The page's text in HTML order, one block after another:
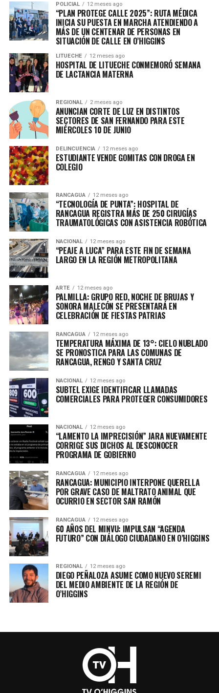
POLICIAL 12 meses ago
“PLAN PROTEGE CALLE 2025”: RUTA MÉDICA
INICIA SU PUESTA EN MARCHA ATENDIENDO A
MÁS DE UN CENTENAR DE PERSONAS EN
SITUACIÓN DE CALLE EN O’HIGGINS
LITUECHE 12 meses ago
HOSPITAL DE LITUECHE CONMEMORÓ SEMANA
DE LACTANCIA MATERNA
REGIONAL 2 meses ago
ANUNCIAN CORTE DE LUZ EN DISTINTOS
SECTORES DE SAN FERNANDO PARA ESTE
MIÉRCOLES 10 DE JUNIO
DELINCUENCIA 12 meses ago
ESTUDIANTE VENDE GOMITAS CON DROGA EN
COLEGIO
RANCAGUA 12 meses ago
“TECNOLOGÍA DE PUNTA”: HOSPITAL DE
RANCAGUA REGISTRA MÁS DE 250 CIRUGÍAS
TRAUMATOLÓGICAS CON ASISTENCIA ROBÓTICA
NACIONAL 12 meses ago
“PEAJE A LUCA” PARA ESTE FIN DE SEMANA
LARGO EN LA REGIÓN METROPOLITANA
ARTE 12 meses ago
PALMILLA: GRUPO RED, NOCHE DE BRUJAS Y
SONORA MALECÓN SE PRESENTARÁ EN
CELEBRACIÓN DE FIESTAS PATRIAS
RANCAGUA 12 meses ago
TEMPERATURA MÁXIMA DE 13°: CIELO NUBLADO
SE PRONOSTICA PARA LAS COMUNAS DE
RANCAGUA, RENGO Y SANTA CRUZ
NACIONAL 12 meses ago
SUBTEL EXIGE IDENTIFICAR LLAMADAS
COMERCIALES PARA PROTEGER CONSUMIDORES
NACIONAL 12 meses ago
“LAMENTO LA IMPRECISIÓN” JARA NUEVAMENTE
CORRIGE SUS DICHOS AL DESCONOCER
PROGRAMA DE GOBIERNO
RANCAGUA 12 meses ago
RANCAGUA: MUNICIPIO INTERPONE QUERELLA
POR GRAVE CASO DE MALTRATO ANIMAL QUE
OCURRIO EN SECTOR SAN RAMÓN
RANCAGUA 12 meses ago
60 AÑOS DEL MINVU: IMPULSAN “AGENDA
FUTURO” CON DIÁLOGO CIUDADANO EN O’HIGGINS
REGIONAL 12 meses ago
DIEGO PEÑALOZA ASUME COMO NUEVO SEREMI
DEL MEDIO AMBIENTE DE LA REGIÓN DE
O’HIGGINS